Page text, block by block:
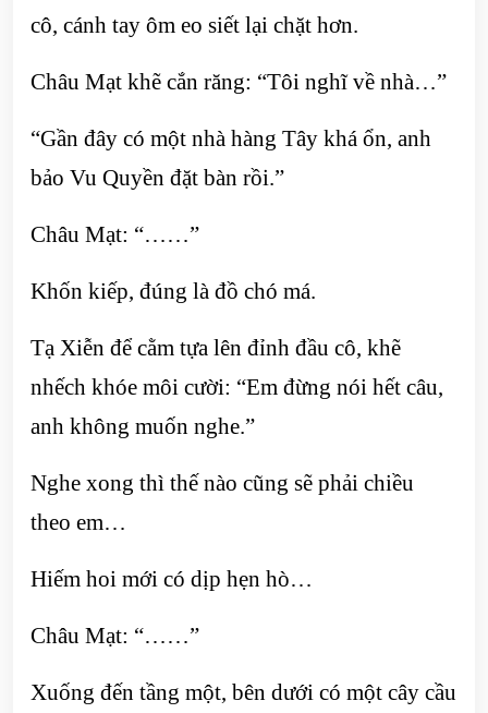
cô, cánh tay ôm eo siết lại chặt hơn.
Châu Mạt khẽ cắn răng: “Tôi nghĩ về nhà…”
“Gần đây có một nhà hàng Tây khá ổn, anh
bảo Vu Quyền đặt bàn rồi.”
Châu Mạt: “……”
Khốn kiếp, đúng là đồ chó má.
Tạ Xiễn để cằm tựa lên đỉnh đầu cô, khẽ
nhếch khóe môi cười: “Em đừng nói hết câu,
anh không muốn nghe.”
Nghe xong thì thế nào cũng sẽ phải chiều
theo em…
Hiếm hoi mới có dịp hẹn hò…
Châu Mạt: “……”
Xuống đến tầng một, bên dưới có một cây cầu